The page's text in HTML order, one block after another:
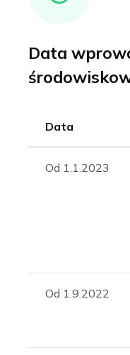
Data
Data
Od 1.1.2023
Od 1.9.2022